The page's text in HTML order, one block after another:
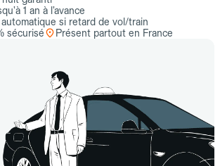
1 an à l’avance
si retard de vol/train
sécurisé
Présent partout en France